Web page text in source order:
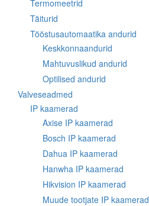
Termomeetrid
Täiturid
Tööstusautomaatika andurid
Keskkonnaandurid
Mahtuvuslikud andurid
Optilised andurid
Valveseadmed
IP kaamerad
Axise IP kaamerad
Bosch IP kaamerad
Dahua IP kaamerad
Hanwha IP kaamerad
Hikvision IP kaamerad
Muude tootjate IP kaamerad